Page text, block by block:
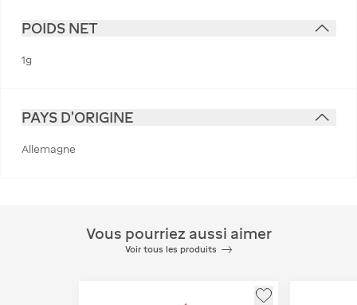
POIDS NET
1g
PAYS D'ORIGINE
Allemagne
Vous pourriez aussi aimer
Voir tous les produits